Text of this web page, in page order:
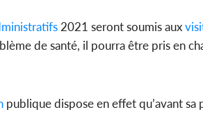
2021 seront soumis aux
de santé, il pourra être pris en
publique dispose en effet qu’avant